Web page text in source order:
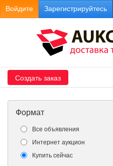
Войдите Зарегистрируйтесь
Создать заказ
Формат
Все объявления
Интернет аукцион
Купить сейчас